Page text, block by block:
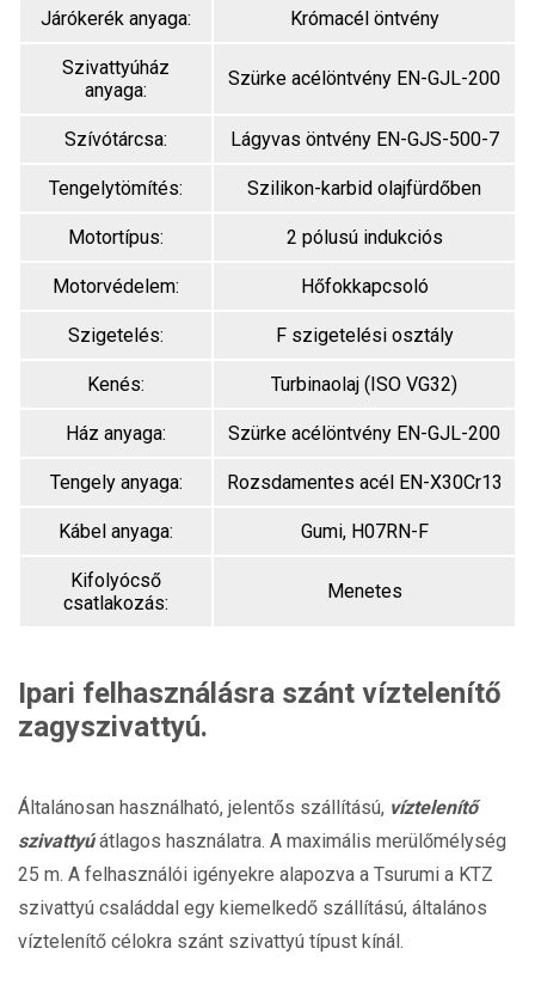
Járókerék anyaga: Krómacél öntvény
Szivattyúház
anyaga:
Szürke acélöntvény EN-GJL-200
Szívótárcsa: Lágyvas öntvény EN-GJS-500-7
Tengelytömítés: Szilikon-karbid olajfürdőben
Motortípus: 2 pólusú indukciós
Motorvédelem: Hőfokkapcsoló
Szigetelés: F szigetelési osztály
Kenés: Turbinaolaj (ISO VG32)
Ház anyaga: Szürke acélöntvény EN-GJL-200
Tengely anyaga: Rozsdamentes acél EN-X30Cr13
Kábel anyaga: Gumi, H07RN-F
Kifolyócső
csatlakozás:
Menetes
Ipari felhasználásra szánt víztelenítő
zagyszivattyú.
Általánosan használható, jelentős szállítású, víztelenítő
szivattyúátlagos használatra. A maximális merülőmélység
25 m. A felhasználói igényekre alapozva a Tsurumi a KTZ
szivattyú családdal egy kiemelkedő szállítású, általános
víztelenítő célokra szánt szivattyú típust kínál.